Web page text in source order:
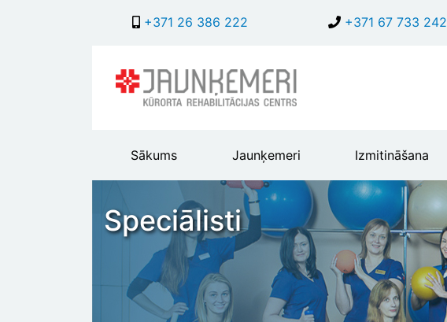
+371 26 386 222 +371 67 733 242
Main
header
menu
Sākums Jaunķemeri Izmitināšana
Speciālisti